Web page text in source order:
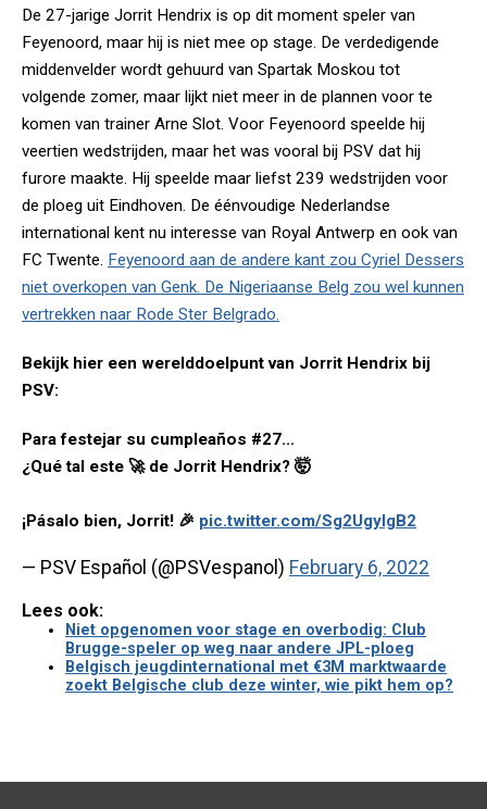
De 27-jarige Jorrit Hendrix is op dit moment speler van
Feyenoord, maar hij is niet mee op stage. De verdedigende
middenvelder wordt gehuurd van Spartak Moskou tot
volgende zomer, maar lijkt niet meer in de plannen voor te
komen van trainer Arne Slot. Voor Feyenoord speelde hij
veertien wedstrijden, maar het was vooral bij PSV dat hij
furore maakte. Hij speelde maar liefst 239 wedstrijden voor
de ploeg uit Eindhoven. De éénvoudige Nederlandse
international kent nu interesse van Royal Antwerp en ook van
FC Twente. Feyenoord aan de andere kant zou Cyriel Dessers
niet overkopen van Genk. De Nigeriaanse Belg zou wel kunnen
vertrekken naar Rode Ster Belgrado.
Bekijk hier een werelddoelpunt van Jorrit Hendrix bij
PSV:
Para festejar su cumpleaños #27...
¿Qué tal este 🚀 de Jorrit Hendrix? 🤯
¡Pásalo bien, Jorrit! 🎉 pic.twitter.com/Sg2UgylgB2
— PSV Español (@PSVespanol) February 6, 2022
Lees ook:
Niet opgenomen voor stage en overbodig: Club
Brugge-speler op weg naar andere JPL-ploeg
Belgisch jeugdinternational met €3M marktwaarde
zoekt Belgische club deze winter, wie pikt hem op?